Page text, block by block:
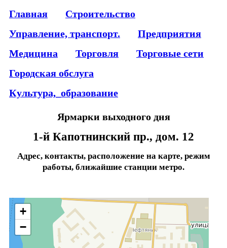
Главная
Строительство
Управление, транспорт.
Предприятия
Медицина
Торговля
Торговые сети
Городская обслуга
Культура,_образование
Ярмарки выходного дня
1-й Капотнинский пр., дом. 12
Адрес, контакты, расположение на карте, режим
работы, ближайшие станции метро.
+
−